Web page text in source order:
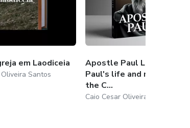
em Laodiceia
Santos
Apostle Paul Lessons from
Paul's life and ministry for
the C...
Caio Cesar Oliveira Santos